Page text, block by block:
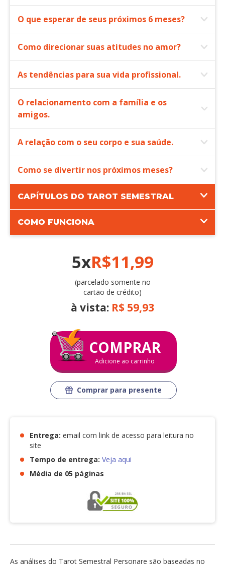
O que esperar de seus próximos 6 meses?
Como direcionar suas atitudes no amor?
As tendências para sua vida profissional.
O relacionamento com a família e os
amigos.
A relação com o seu corpo e sua saúde.
Como se divertir nos próximos meses?
CAPÍTULOS DO TAROT SEMESTRAL
COMO FUNCIONA
5xR$11,99
(parcelado somente no
cartão de crédito)
à vista: R$ 59,93
COMPRAR
Adicione ao carrinho
Comprar para presente
Entrega: email com link de acesso para leitura no
site
Tempo de entrega: Veja aqui
Média de 05 páginas
As análises do Tarot Semestral Personare são baseadas no